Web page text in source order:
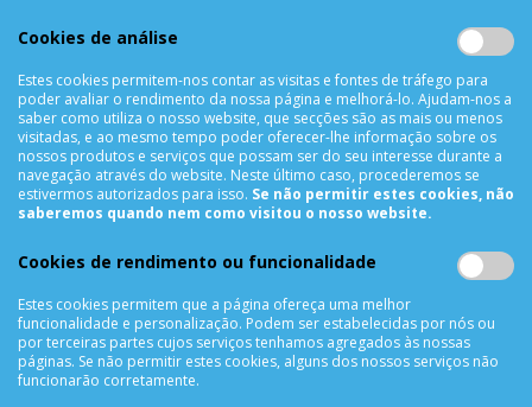
910991733
Segunda a Sexta das 10h00 às 19h00
Sábado das 9h00 às 13h00
INFORMAÇÕES
Termos & Condições
Política de Privacidade
Trocas & Devoluções
Métodos de Pagamento
Resolução de Litígios
Cookies de análise
Estes cookies permitem-nos contar as visitas e fontes de tráfego para
poder avaliar o rendimento da nossa página e melhorá-lo. Ajudam-nos a
saber como utiliza o nosso website, que secções são as mais ou menos
visitadas, e ao mesmo tempo poder oferecer-lhe informação sobre os
nossos produtos e serviços que possam ser do seu interesse durante a
navegação através do website. Neste último caso, procederemos se
estivermos autorizados para isso. Se não permitir estes cookies, não
saberemos quando nem como visitou o nosso website.
Cookies de rendimento ou funcionalidade
Estes cookies permitem que a página ofereça uma melhor
funcionalidade e personalização. Podem ser estabelecidas por nós ou
por terceiras partes cujos serviços tenhamos agregados às nossas
páginas. Se não permitir estes cookies, alguns dos nossos serviços não
funcionarão corretamente.